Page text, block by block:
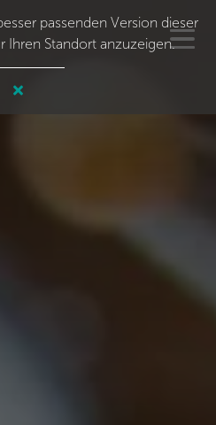
passenden Version dieser
Ihren Standort anzuzeigen.